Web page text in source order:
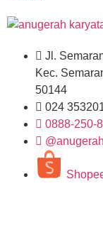
Jl.
Kec.
50144
024
0888-250-